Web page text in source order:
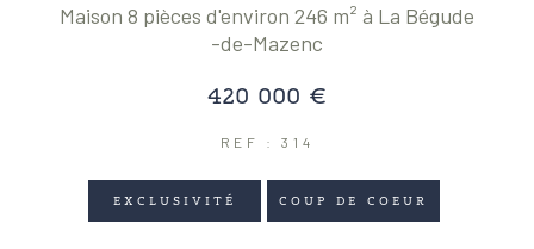
Maison 8 pièces d'environ 246 m² à La Bégude
-de-Mazenc
420 000 €
REF : 314
EXCLUSIVITÉ COUP DE COEUR